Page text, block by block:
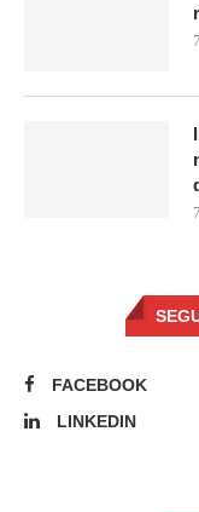
FACEBOOK
LINKEDIN